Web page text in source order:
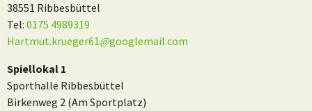
38551 Ribbesbüttel
Tel: 0175 4989319
Hartmut.krueger61@googlemail.com
Spiellokal 1
Sporthalle Ribbesbüttel
Birkenweg 2 (Am Sportplatz)